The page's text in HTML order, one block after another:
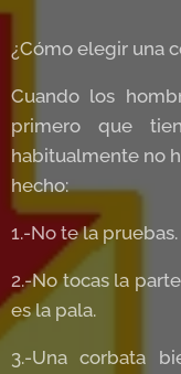
¿Cómo elegir una
Cuando los
primero que
habitualmente no
hecho:
1.-No te la pruebas.
2.-No tocas la
es la pala.
3.-Una corbata